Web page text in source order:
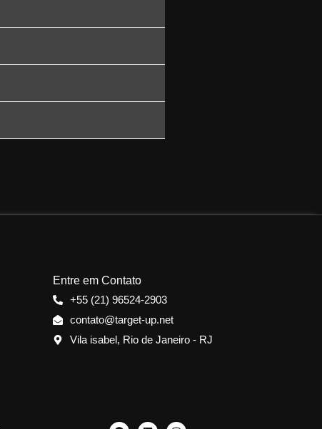
Entre em Contato
+55 (21) 96524-2903
contato@target-up.net
Vila isabel, Rio de Janeiro - RJ